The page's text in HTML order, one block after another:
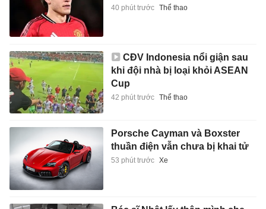
40 phút trước Thể thao
CĐV Indonesia nổi giận sau
khi đội nhà bị loại khỏi ASEAN
Cup
42 phút trước Thể thao
Porsche Cayman và Boxster
thuần điện vẫn chưa bị khai tử
53 phút trước Xe